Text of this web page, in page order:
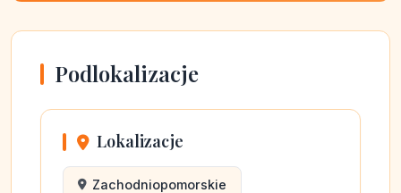
Podlokalizacje
Lokalizacje
Zachodniopomorskie